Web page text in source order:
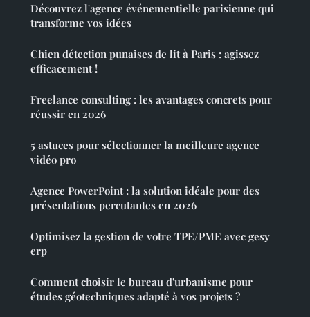
Découvrez l'agence événementielle parisienne qui
transforme vos idées
Chien détection punaises de lit à Paris : agissez
efficacement !
Freelance consulting : les avantages concrets pour
réussir en 2026
5 astuces pour sélectionner la meilleure agence
vidéo pro
Agence PowerPoint : la solution idéale pour des
présentations percutantes en 2026
Optimisez la gestion de votre TPE/PME avec gesy
erp
Comment choisir le bureau d'urbanisme pour
études géotechniques adapté à vos projets ?